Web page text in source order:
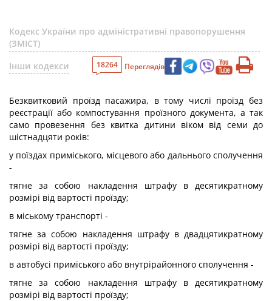
Кодекс України про адміністративні правопорушення
(ЗМІСТ)
Інши кодекси
18264 Переглядів
Безквитковий проїзд пасажира, в тому числі проїзд без
реєстрації або компостування проїзного документа, а так
само провезення без квитка дитини віком від семи до
шістнадцяти років:
у поїздах приміського, місцевого або дальнього сполучення
-
тягне за собою накладення штрафу в десятикратному
розмірі від вартості проїзду;
в міському транспорті -
тягне за собою накладення штрафу в двадцятикратному
розмірі від вартості проїзду;
в автобусі приміського або внутрірайонного сполучення -
тягне за собою накладення штрафу в десятикратному
розмірі від вартості проїзду;